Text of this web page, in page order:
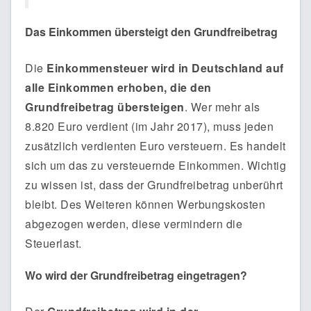
Das Einkommen übersteigt den Grundfreibetrag
Die Einkommensteuer wird in Deutschland auf
alle Einkommen erhoben, die den
Grundfreibetrag übersteigen. Wer mehr als
8.820 Euro verdient (im Jahr 2017), muss jeden
zusätzlich verdienten Euro versteuern. Es handelt
sich um das zu versteuernde Einkommen. Wichtig
zu wissen ist, dass der Grundfreibetrag unberührt
bleibt. Des Weiteren können Werbungskosten
abgezogen werden, diese vermindern die
Steuerlast.
Wo wird der Grundfreibetrag eingetragen?